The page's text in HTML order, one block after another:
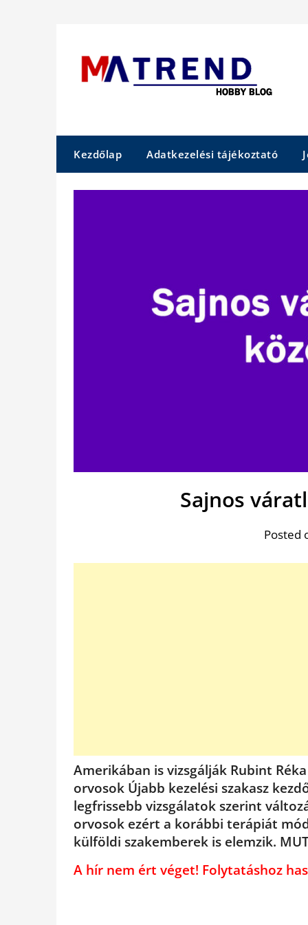
Kezdőlap Adatkezelési tájékoztató
Sajnos
Posted
Amerikában is vizsgálják Rubint
orvosok Újabb kezelési szakasz
legfrissebb vizsgálatok szerint
orvosok ezért a korábbi terápiát
külföldi szakemberek is elemzik.
A hír nem ért véget! Folytatáshoz